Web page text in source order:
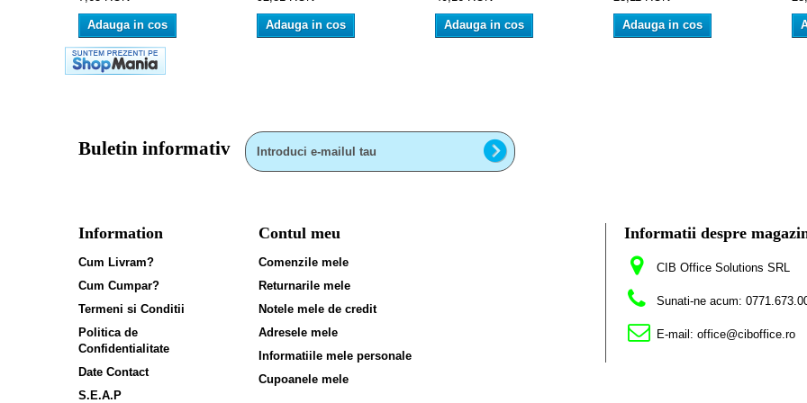
Adauga in cos Adauga in cos Adauga in cos Adauga in cos
Buletin informativ
Information
Cum Livram?
Cum Cumpar?
Termeni si Conditii
Politica de
Confidentialitate
Date Contact
S.E.A.P
Contul meu
Comenzile mele
Returnarile mele
Notele mele de credit
Adresele mele
Informatiile mele personale
Cupoanele mele
Informatii despre
CIB Office Solutions SRL
Sunati-ne acum:
E-mail: office@ciboffice.ro